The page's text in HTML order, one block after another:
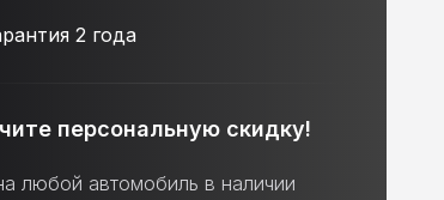
2 года
персональную скидку!
любой автомобиль в наличии